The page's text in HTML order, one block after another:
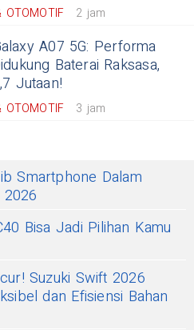
OTOMOTIF 2 jam
A07 5G: Performa
Baterai Raksasa,
Jutaan!
OTOMOTIF 3 jam
Smartphone Dalam
Bisa Jadi Pilihan Kamu
Suzuki Swift 2026
dan Efisiensi Bahan